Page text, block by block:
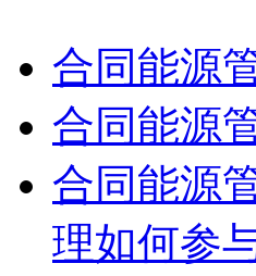
合同能源
合同能源
合同能源
理如何参